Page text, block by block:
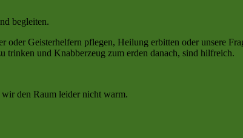
begleiten.
Geisterhelfern pflegen, Heilung erbitten oder unsere
trinken und Knabberzeug zum erden danach, sind hilfreich.
den Raum leider nicht warm.